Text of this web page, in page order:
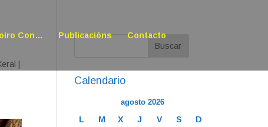
Con… Publicacións Contacto
Calendario
agosto 2026
L M X J V S D